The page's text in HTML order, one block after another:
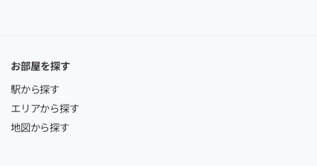
お部屋を探す
駅から探す
エリアから探す
地図から探す